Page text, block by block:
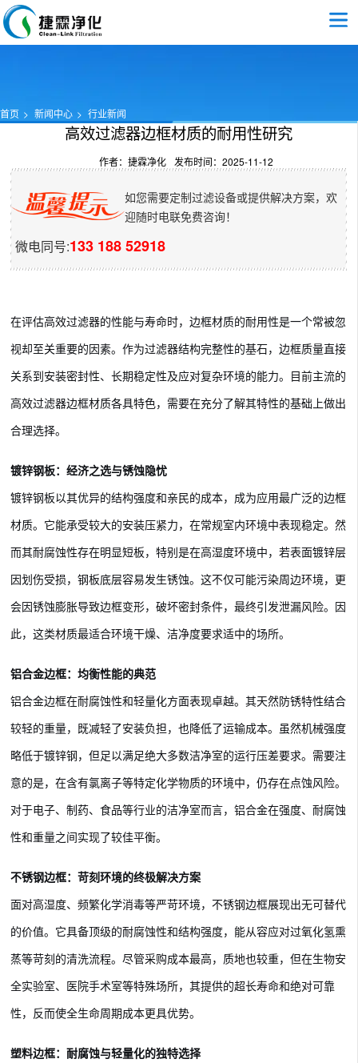
首页 新闻中心 行业新闻
高效过滤器边框材质的耐用性研究​
作者：捷霖净化 发布时间：2025-11-12
如您需要定制过滤设备或提供解决方案，欢
迎随时电联免费咨询！
微电同号:133 188 52918
在评估高效过滤器的性能与寿命时，边框材质的耐用性是一个常被忽
视却至关重要的因素。作为过滤器结构完整性的基石，边框质量直接
关系到安装密封性、长期稳定性及应对复杂环境的能力。目前主流的
高效过滤器边框材质各具特色，需要在充分了解其特性的基础上做出
合理选择。
镀锌钢板：经济之选与锈蚀隐忧
镀锌钢板以其优异的结构强度和亲民的成本，成为应用最广泛的边框
材质。它能承受较大的安装压紧力，在常规室内环境中表现稳定。然
而其耐腐蚀性存在明显短板，特别是在高湿度环境中，若表面镀锌层
因划伤受损，钢板底层容易发生锈蚀。这不仅可能污染周边环境，更
会因锈蚀膨胀导致边框变形，破坏密封条件，最终引发泄漏风险。因
此，这类材质最适合环境干燥、洁净度要求适中的场所。
铝合金边框：均衡性能的典范
铝合金边框在耐腐蚀性和轻量化方面表现卓越。其天然防锈特性结合
较轻的重量，既减轻了安装负担，也降低了运输成本。虽然机械强度
略低于镀锌钢，但足以满足绝大多数洁净室的运行压差要求。需要注
意的是，在含有氯离子等特定化学物质的环境中，仍存在点蚀风险。
对于电子、制药、食品等行业的洁净室而言，铝合金在强度、耐腐蚀
性和重量之间实现了较佳平衡。
不锈钢边框：苛刻环境的终极解决方案
面对高湿度、频繁化学消毒等严苛环境，不锈钢边框展现出无可替代
的价值。它具备顶级的耐腐蚀性和结构强度，能从容应对过氧化氢熏
蒸等苛刻的清洗流程。尽管采购成本最高，质地也较重，但在生物安
全实验室、医院手术室等特殊场所，其提供的超长寿命和绝对可靠
性，反而使全生命周期成本更具优势。
塑料边框：耐腐蚀与轻量化的独特选择